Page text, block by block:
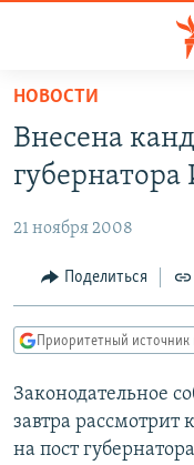
упрощенного
доступа
Вернуться
основному
Вернутся
главной
навигации
Вернутся
поиску
ПОДКАСТЫ
АВТОРСКИЕ
ЦИТАТЫ СВОБОДЫ
МНЕНИЯ
IDEL.РЕАЛИИ
КАВКАЗ.РЕАЛИИ
СЕВЕР.РЕАЛИИ
НОВОСТИ
Внесена
губернатора
21 ноября 2008
Поделиться
Приоритетный источник
Законодательное
завтра рассмотрит
на пост